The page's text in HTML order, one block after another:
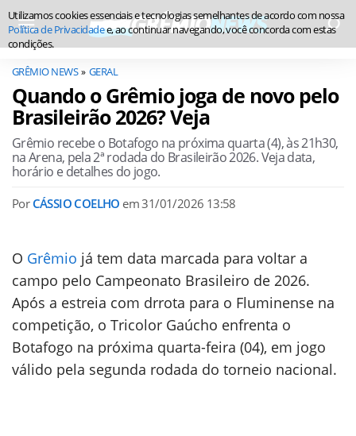
GRÊMIO NEWS GERAL
Quando o Grêmio joga de novo pelo
Brasileirão 2026? Veja
Grêmio recebe o Botafogo na próxima quarta (4), às 21h30,
na Arena, pela 2ª rodada do Brasileirão 2026. Veja data,
horário e detalhes do jogo.
Por CÁSSIO COELHO em31/01/2026 13:58
O Grêmio já tem data marcada para voltar a
campo pelo Campeonato Brasileiro de 2026.
Após a estreia com drrota para o Fluminense na
competição, o Tricolor Gaúcho enfrenta o
Botafogo na próxima quarta-feira (04), em jogo
válido pela segunda rodada do torneio nacional.
Utilizamos cookies essenciais e tecnologias semelhantes de acordo com nossa
Política de Privacidadee, ao continuar navegando, você concorda com estas
condições.